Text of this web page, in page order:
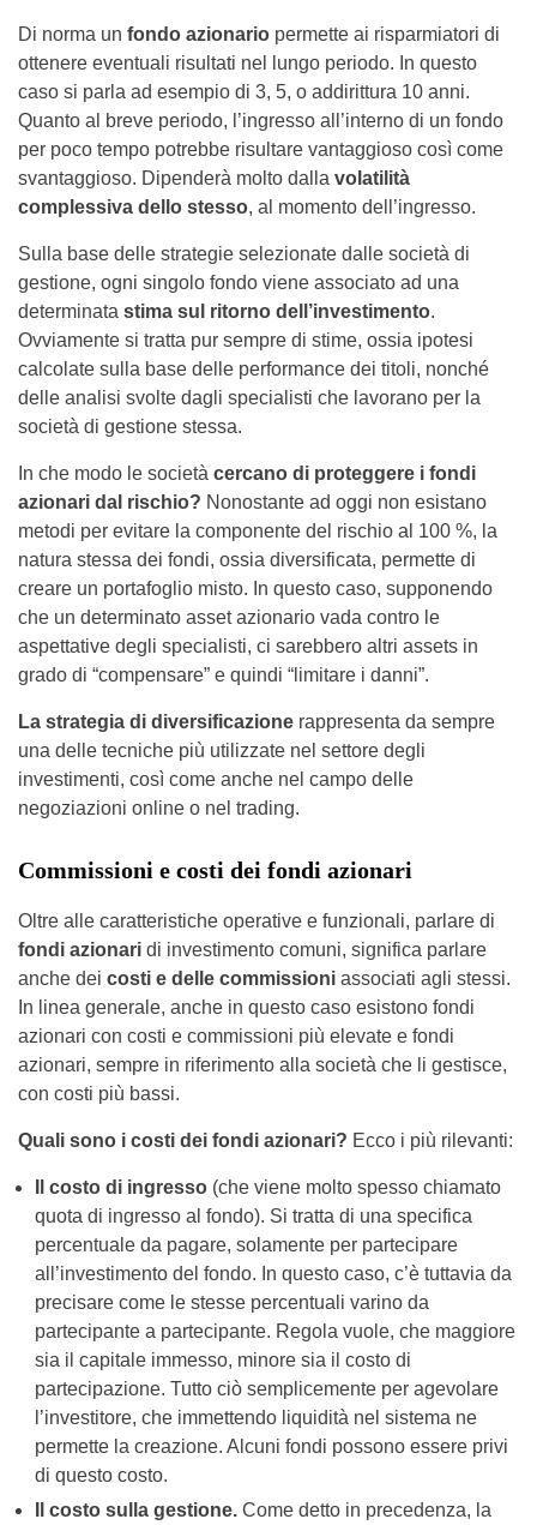
Di norma un fondo azionario permette ai risparmiatori di
ottenere eventuali risultati nel lungo periodo. In questo
caso si parla ad esempio di 3, 5, o addirittura 10 anni.
Quanto al breve periodo, l’ingresso all’interno di un fondo
per poco tempo potrebbe risultare vantaggioso così come
svantaggioso. Dipenderà molto dalla volatilità
complessiva dello stesso, al momento dell’ingresso.
Sulla base delle strategie selezionate dalle società di
gestione, ogni singolo fondo viene associato ad una
determinata stima sul ritorno dell’investimento.
Ovviamente si tratta pur sempre di stime, ossia ipotesi
calcolate sulla base delle performance dei titoli, nonché
delle analisi svolte dagli specialisti che lavorano per la
società di gestione stessa.
In che modo le società cercano di proteggere i fondi
azionari dal rischio? Nonostante ad oggi non esistano
metodi per evitare la componente del rischio al 100 %, la
natura stessa dei fondi, ossia diversificata, permette di
creare un portafoglio misto. In questo caso, supponendo
che un determinato asset azionario vada contro le
aspettative degli specialisti, ci sarebbero altri assets in
grado di “compensare” e quindi “limitare i danni”.
La strategia di diversificazione rappresenta da sempre
una delle tecniche più utilizzate nel settore degli
investimenti, così come anche nel campo delle
negoziazioni online o nel trading.
Commissioni e costi dei fondi azionari
Oltre alle caratteristiche operative e funzionali, parlare di
fondi azionari di investimento comuni, significa parlare
anche dei costi e delle commissioni associati agli stessi.
In linea generale, anche in questo caso esistono fondi
azionari con costi e commissioni più elevate e fondi
azionari, sempre in riferimento alla società che li gestisce,
con costi più bassi.
Quali sono i costi dei fondi azionari? Ecco i più rilevanti:
Il costo di ingresso (che viene molto spesso chiamato
quota di ingresso al fondo). Si tratta di una specifica
percentuale da pagare, solamente per partecipare
all’investimento del fondo. In questo caso, c’è tuttavia da
precisare come le stesse percentuali varino da
partecipante a partecipante. Regola vuole, che maggiore
sia il capitale immesso, minore sia il costo di
partecipazione. Tutto ciò semplicemente per agevolare
l’investitore, che immettendo liquidità nel sistema ne
permette la creazione. Alcuni fondi possono essere privi
di questo costo.
Il costo sulla gestione. Come detto in precedenza, la